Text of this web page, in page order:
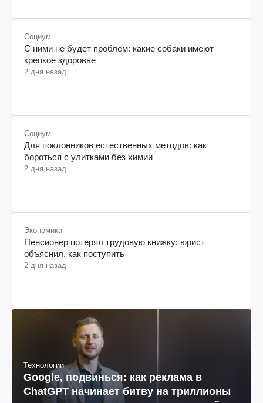
Социум
С ними не будет проблем: какие собаки имеют
крепкое здоровье
2 дня назад
Социум
Для поклонников естественных методов: как
бороться с улитками без химии
2 дня назад
Экономика
Пенсионер потерял трудовую книжку: юрист
объяснил, как поступить
2 дня назад
Технологии
Google, подвинься: как реклама в
ChatGPT начинает битву на триллионы